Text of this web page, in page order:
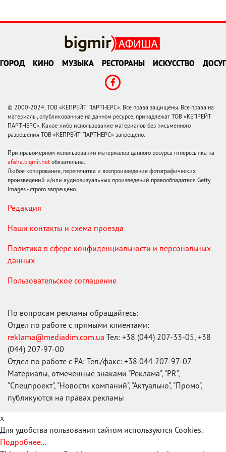
ГОРОД КИНО МУЗЫКА РЕСТОРАНЫ ИСКУССТВО ДОСУГ
© 2000-2024, ТОВ «КЕПРЕЙТ ПАРТНЕРС». Все права защищены. Все права на
материалы, опубликованные на данном ресурсе, принадлежат ТОВ «КЕПРЕЙТ
ПАРТНЕРС». Какое-либо использование материалов без письменного
разрешения ТОВ «КЕПРЕЙТ ПАРТНЕРС» запрещено.
При правомерном использовании материалов данного ресурса гиперссылка на
afisha.bigmir.net обязательна.
Любое копирование, перепечатка и воспроизведение фотографических
произведений и/или аудиовизуальных произведений правообладателя Getty
Images - строго запрещено.
Редакция
Наши контакты и схема проезда
Политика в сфере конфиденциальности и персональных
данных
Пользовательское соглашение
По вопросам рекламы обращайтесь:
Отдел по работе с прямыми клиентами:
reklama@mediadim.com.ua Тел: +38 (044) 207-33-05, +38
(044) 207-97-00
Отдел по работе с РА: Тел./факс: +38 044 207-97-07
Материалы, отмеченные знаками "Реклама", "PR",
"Спецпроект", "Новости компаний", "Актуально", "Промо",
публикуются на правах рекламы
x
Для удобства пользования сайтом используются Cookies.
Подробнее...